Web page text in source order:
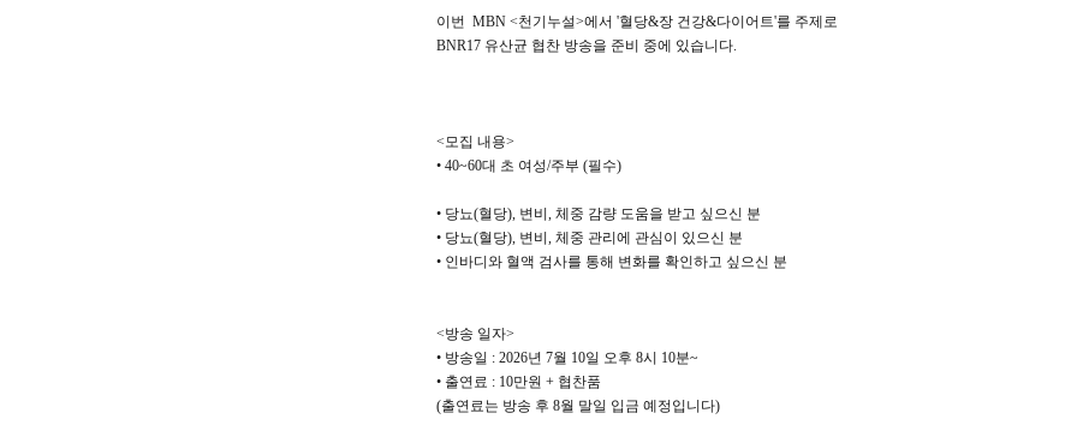
이번 MBN <천기누설>에서 '혈당&장 건강&다이어트'를 주제로
BNR17 유산균 협찬 방송을 준비 중에 있습니다.
<모집 내용>
• 40~60대 초 여성/주부 (필수)
• 당뇨(혈당), 변비, 체중 감량 도움을 받고 싶으신 분
• 당뇨(혈당), 변비, 체중 관리에 관심이 있으신 분
• 인바디와 혈액 검사를 통해 변화를 확인하고 싶으신 분
<방송 일자>
• 방송일 : 2026년 7월 10일 오후 8시 10분~
• 출연료 : 10만원 + 협찬품
(출연료는 방송 후 8월 말일 입금 예정입니다)